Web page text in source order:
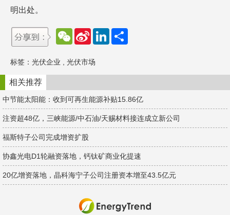
明出处。
W
e
a
t
S
W
e
b
o
L
d
n
标签： 光伏企业 光伏市场
相关推荐
中节能太阳能：收到可再生能源补贴15.86亿
注资超48亿，三峡能源/中石油/天赐材料接连成立新公司
福斯特子公司完成增资扩股
协鑫光电D1轮融资落地，钙钛矿商业化提速
20亿增资落地，晶科海宁子公司注册资本增至43.5亿元